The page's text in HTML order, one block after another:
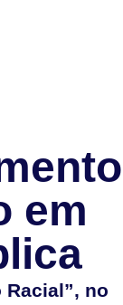
em
Racial”, no